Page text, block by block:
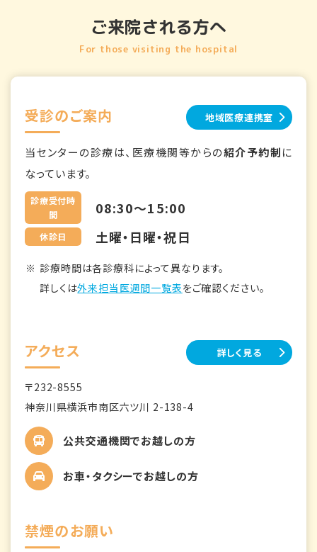
ご来院される方へ
For those visiting the hospital
受診のご案内 地域医療連携室
当センターの診療は、医療機関等からの紹介予約制に
なっています。
診療受付時
間
08:30～15:00
休診日 土曜・日曜・祝日
診療時間は各診療科によって異なります。
詳しくは外来担当医週間一覧表をご確認ください。
アクセス 詳しく見る
〒232-8555
神奈川県横浜市南区六ツ川 2-138-4
公共交通機関でお越しの方
お車・タクシーでお越しの方
禁煙のお願い